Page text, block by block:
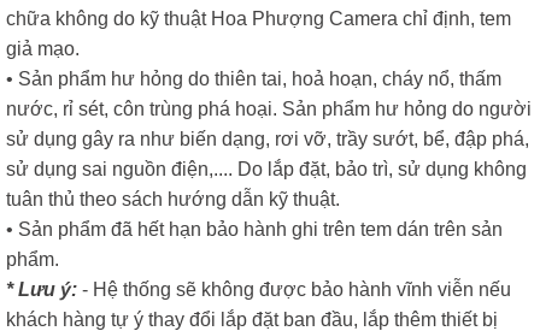
chữa không do kỹ thuật Hoa Phượng Camera chỉ định, tem
giả mạo.
• Sản phẩm hư hỏng do thiên tai, hoả hoạn, cháy nổ, thấm
nước, rỉ sét, côn trùng phá hoại. Sản phẩm hư hỏng do người
sử dụng gây ra như biến dạng, rơi vỡ, trầy sướt, bể, đập phá,
sử dụng sai nguồn điện,.... Do lắp đặt, bảo trì, sử dụng không
tuân thủ theo sách hướng dẫn kỹ thuật.
• Sản phẩm đã hết hạn bảo hành ghi trên tem dán trên sản
phẩm.
* Lưu ý: - Hệ thống sẽ không được bảo hành vĩnh viễn nếu
khách hàng tự ý thay đổi lắp đặt ban đầu, lắp thêm thiết bị